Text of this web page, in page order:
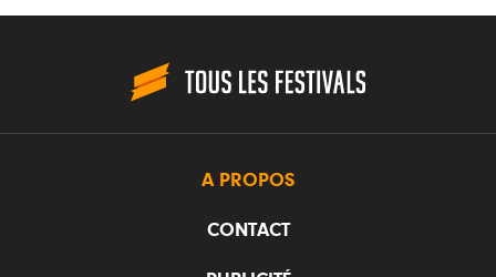
A PROPOS
CONTACT